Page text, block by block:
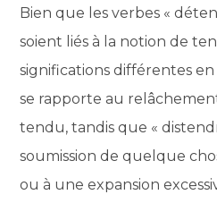
Bien que les verbes «
soient liés à la notion de
significations différentes en
se rapporte au
tendu, tandis que «
soumission de quelque
ou à une expansion